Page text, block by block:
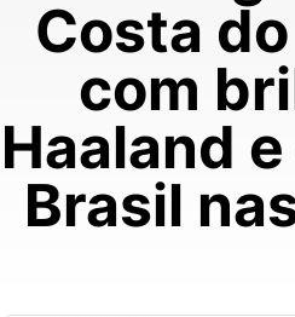
Costa
com
Haaland
Brasil